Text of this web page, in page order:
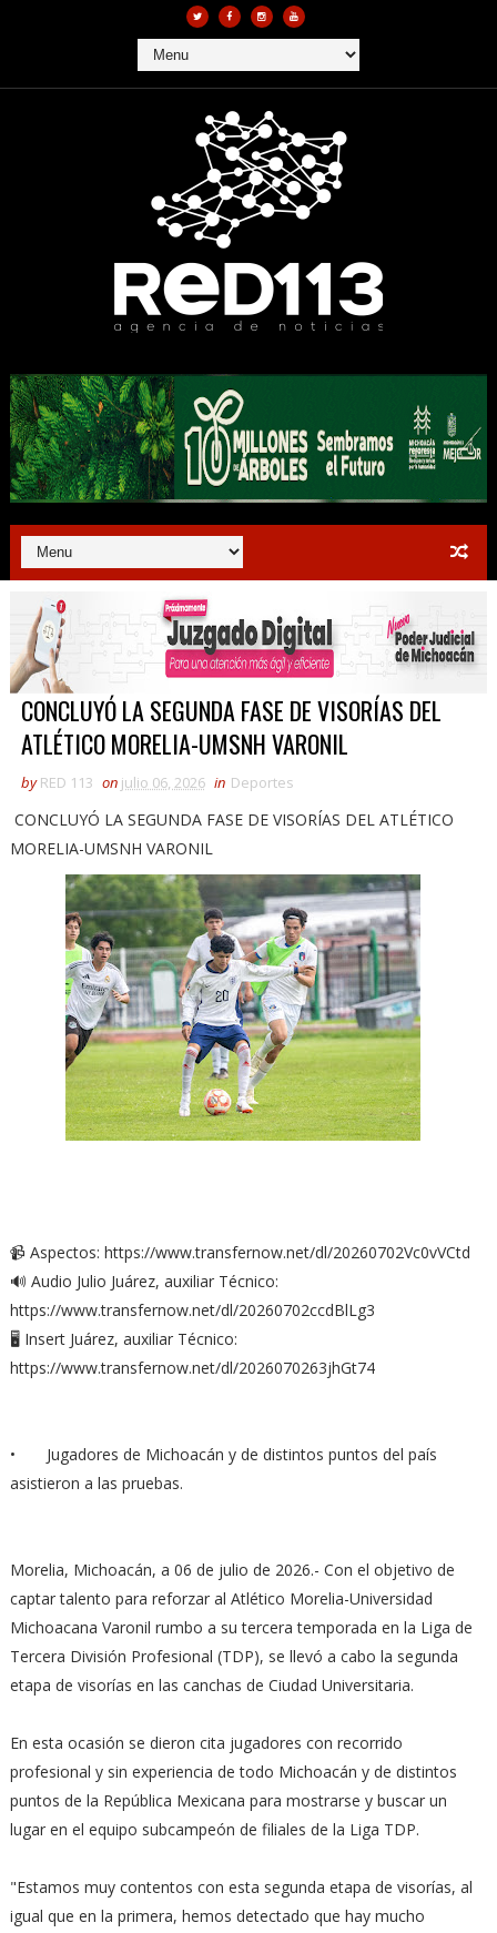
CONCLUYÓ LA SEGUNDA FASE DE VISORÍAS DEL
ATLÉTICO MORELIA-UMSNH VARONIL
by RED 113 on julio 06, 2026 in Deportes
CONCLUYÓ LA SEGUNDA FASE DE VISORÍAS DEL ATLÉTICO
MORELIA-UMSNH VARONIL
📹 Aspectos: https://www.transfernow.net/dl/20260702Vc0vVCtd
🔊 Audio Julio Juárez, auxiliar Técnico:
https://www.transfernow.net/dl/20260702ccdBlLg3
🖥️ Insert Juárez, auxiliar Técnico:
https://www.transfernow.net/dl/2026070263jhGt74
• Jugadores de Michoacán y de distintos puntos del país
asistieron a las pruebas.
Morelia, Michoacán, a 06 de julio de 2026.- Con el objetivo de
captar talento para reforzar al Atlético Morelia-Universidad
Michoacana Varonil rumbo a su tercera temporada en la Liga de
Tercera División Profesional (TDP), se llevó a cabo la segunda
etapa de visorías en las canchas de Ciudad Universitaria.
En esta ocasión se dieron cita jugadores con recorrido
profesional y sin experiencia de todo Michoacán y de distintos
puntos de la República Mexicana para mostrarse y buscar un
lugar en el equipo subcampeón de filiales de la Liga TDP.
"Estamos muy contentos con esta segunda etapa de visorías, al
igual que en la primera, hemos detectado que hay mucho